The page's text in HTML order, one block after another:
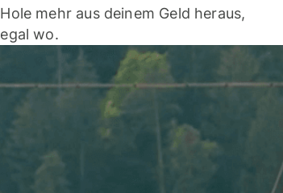
Hole mehr aus deinem Geld heraus,
egal wo.